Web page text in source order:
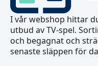
I vår webshop hittar
utbud av TV-spel.
och begagnat och
senaste släppen för